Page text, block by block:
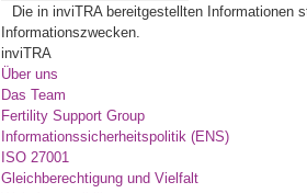
Die in inviTRA bereitgestellten Informationen
Informationszwecken.
inviTRA
Über uns
Das Team
Fertility Support Group
Informationssicherheitspolitik (ENS)
ISO 27001
Gleichberechtigung und Vielfalt